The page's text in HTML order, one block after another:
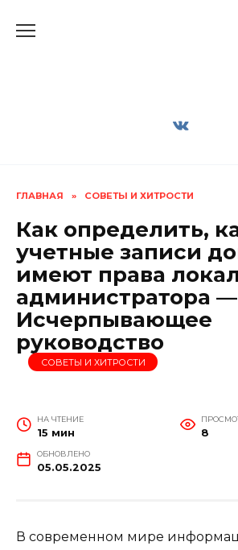
ГЛАВНАЯ » СОВЕТЫ И ХИТРОСТИ
Как определить,
учетные записи
имеют права
администратора —
Исчерпывающее
руководство
СОВЕТЫ И ХИТРОСТИ
НА ЧТЕНИЕ
15 мин 8
ОБНОВЛЕНО
05.05.2025
В современном мире